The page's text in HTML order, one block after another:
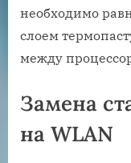
необходимо
слоем
между
Замена
на WLAN